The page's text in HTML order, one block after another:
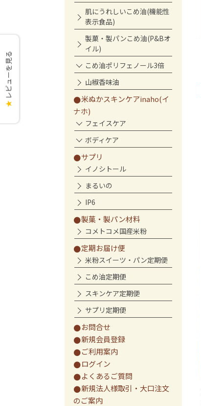
肌にうれしいこめ油(機能性
表示食品)
製菓・製パンこめ油(P&Bオ
イル)
こめ油ポリフェノール3倍
山椒香味油
米ぬかスキンケアinaho(イ
ナホ)
フェイスケア
ボディケア
サプリ
イノシトール
まるいの
IP6
製菓・製パン材料
コメトコメ国産米粉
定期お届け便
米粉スイーツ・パン定期便
こめ油定期便
スキンケア定期便
サプリ定期便
お問合せ
新規会員登録
ご利用案内
ログイン
よくあるご質問
新規法人様取引・大口注文
のご案内
★
レビューを見る